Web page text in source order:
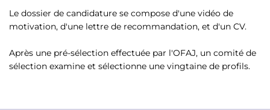
Le dossier de candidature se compose d'une vidéo de
motivation, d'une lettre de recommandation, et d'un CV.
Après une pré-sélection effectuée par l'OFAJ, un comité de
sélection examine et sélectionne une vingtaine de profils.